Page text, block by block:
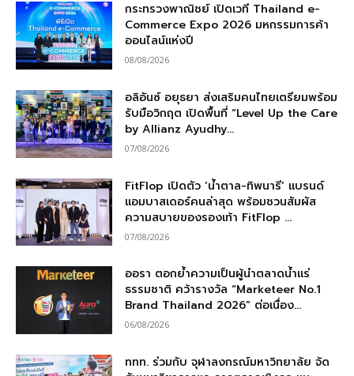
กระทรวงพาณิชย์ เปิดเวที Thailand e-
Commerce Expo 2026 มหกรรมการค้า
ออนไลน์แห่งปี
08/08/2026
อลิอันซ์ อยุธยา ส่งเสริมคนไทยเตรียมพร้อม
รับมือวิกฤต เปิดพื้นที่ “Level Up the Care
by Allianz Ayudhy...
07/08/2026
FitFlop เปิดตัว ‘น้ำตาล-ทิพนารี’ แบรนด์
แอมบาสเดอร์คนล่าสุด พร้อมชวนสัมผัส
ความสบายของรองเท้า FitFlop ...
07/08/2026
ออรา ตอกย้ำความเป็นผู้นำตลาดน้ำแร่
ธรรมชาติ คว้ารางวัล “Marketeer No.1
Brand Thailand 2026” ต่อเนื่อง...
06/08/2026
ททท. ร่วมกับ จุฬาลงกรณ์มหาวิทยาลัย จัด